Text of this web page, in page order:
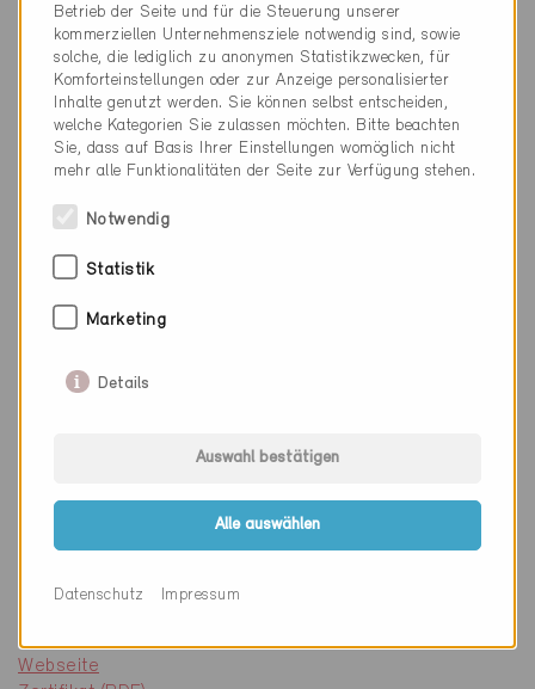
Rahmenmaterial
Kunststoff
U-Wert Panel
0.982 W/m2K
1.2 W/m²K
U-Wert Verglasung
Einsatzbereich
Code Nr.
Webseite
Betrieb der Seite und für die Steuerung unserer
kommerziellen Unternehmensziele notwendig sind, sowie
solche, die lediglich zu anonymen Statistikzwecken, für
Komforteinstellungen oder zur Anzeige personalisierter
Inhalte genutzt werden. Sie können selbst entscheiden,
welche Kategorien Sie zulassen möchten. Bitte beachten
Sie, dass auf Basis Ihrer Einstellungen womöglich nicht
mehr alle Funktionalitäten der Seite zur Verfügung stehen.
Notwendig
Statistik
Marketing
Details
Auswahl bestätigen
Alle auswählen
Datenschutz Impressum